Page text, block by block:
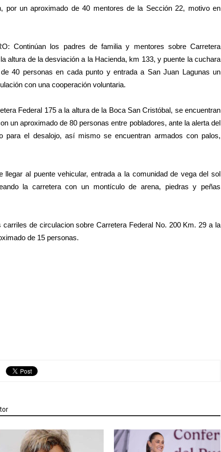
por un aproximado de 40 mentores de la Sección 22, motivo en
Continúan los padres de familia y mentores sobre Carretera
altura de la desviación a la Hacienda, km 133, y puente la cuchara
40 personas en cada punto y entrada a San Juan Lagunas un
con una cooperación voluntaria.
Federal 175 a la altura de la Boca San Cristóbal, se encuentran
un aproximado de 80 personas entre pobladores, ante la alerta del
para el desalojo, así mismo se encuentran armados con palos,
al puente vehicular, entrada a la comunidad de vega del sol
la carretera con un montículo de arena, piedras y peñas
de circulacion sobre Carretera Federal No. 200 Km. 29 a la
de 15 personas.